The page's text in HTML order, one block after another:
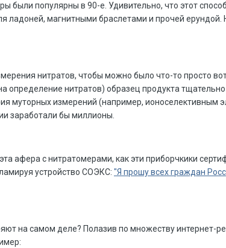
были популярны в 90-е. Удивительно, что этот
ладоней, магнитными браслетами и прочей
нитратов, чтобы можно было что-то просто
определение нитратов) образец продукта
муторных измерений (например, ионоселективным
заработали бы миллионы.
афера с нитратомерами, как эти приборчкики
устройство СОЭКС: "Я прошу всех граждан
на самом деле? Полазив по множеству интернет-